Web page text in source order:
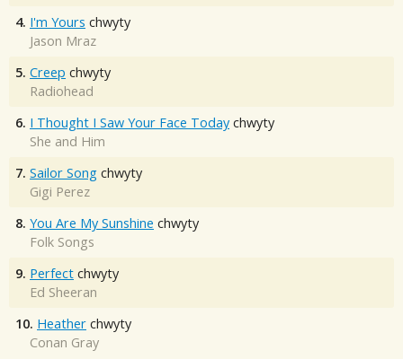
4. I'm Yours chwyty
Jason Mraz
5. Creep chwyty
Radiohead
6. I Thought I Saw Your Face Today chwyty
She and Him
7. Sailor Song chwyty
Gigi Perez
8. You Are My Sunshine chwyty
Folk Songs
9. Perfect chwyty
Ed Sheeran
10. Heather chwyty
Conan Gray